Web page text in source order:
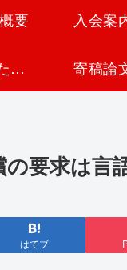
要 入会案
書籍：「狙われた沖縄〜真実の沖縄史が日本を救う〜」 寄稿論
要求は言
はてブ